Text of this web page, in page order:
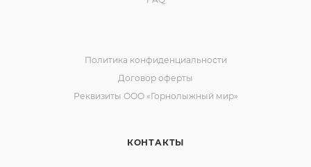
КОНТАКТЫ
Политика конфиденциальности
Договор оферты
Реквизиты ООО «Горнолыжный мир»